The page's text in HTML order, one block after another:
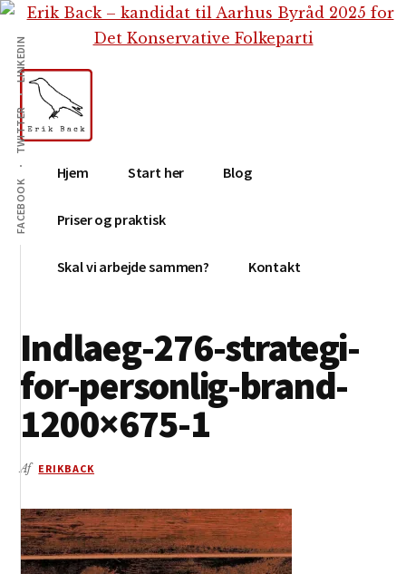
Skip
indhold
Gå
primær
sidebar
Skip
footer
Additional
menu
FACEBOOK
TWITTER
LINKEDIN
Erik
Back
Tekstforfatter,
content
creation,
blog,
medier
Hjem Start her Blog
Priser og praktisk
Skal vi arbejde sammen? Kontakt
Indlaeg-276-strategi-
for-personlig-brand-
1200×675-1
Af ERIKBACK